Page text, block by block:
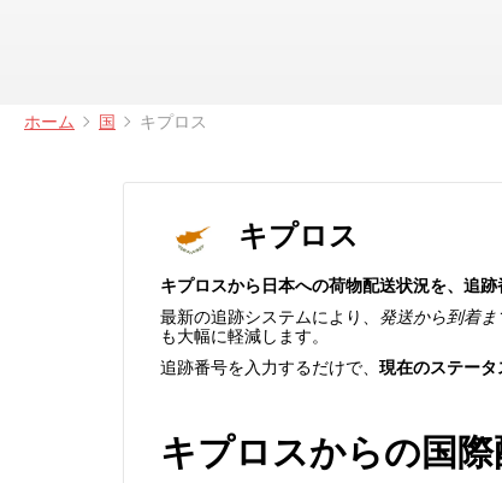
ホーム 国 キプロス
キプロス
キプロスから日本への荷物配送状況を、追跡
最新の追跡システムにより、 発送から到着
も大幅に軽減します。
追跡番号を入力するだけで、 現在のステー
キプロスからの国際